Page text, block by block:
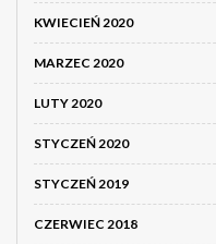
KWIECIEŃ 2020
MARZEC 2020
LUTY 2020
STYCZEŃ 2020
STYCZEŃ 2019
CZERWIEC 2018